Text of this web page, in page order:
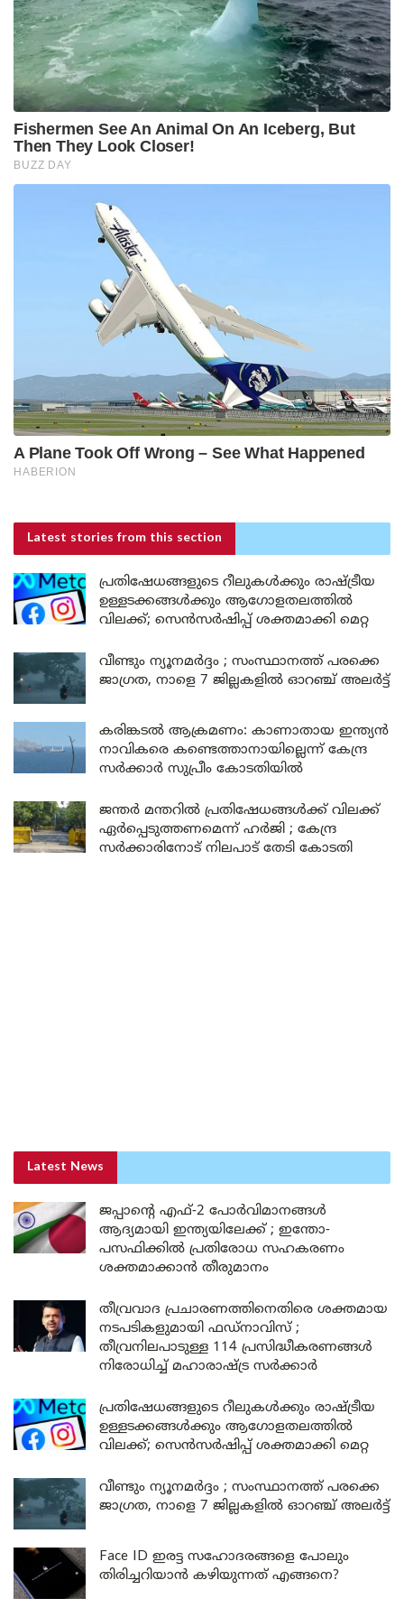
Latest stories from this section
പ്രതിഷേധങ്ങളുടെ റീലുകൾക്കും രാഷ്ട്രീയ
ഉള്ളടക്കങ്ങൾക്കും ആഗോളതലത്തിൽ
വിലക്ക്; സെൻസർഷിപ്പ് ശക്തമാക്കി മെറ്റ
വീണ്ടും ന്യൂനമർദ്ദം ; സംസ്ഥാനത്ത് പരക്കെ
ജാഗ്രത, നാളെ 7 ജില്ലകളിൽ ഓറഞ്ച് അലർട്ട്
കരിങ്കടൽ ആക്രമണം: കാണാതായ ഇന്ത്യൻ
നാവികരെ കണ്ടെത്താനായില്ലെന്ന് കേന്ദ്ര
സർക്കാർ സുപ്രീം കോടതിയിൽ
ജന്തർ മന്തറിൽ പ്രതിഷേധങ്ങൾക്ക് വിലക്ക്
ഏർപ്പെടുത്തണമെന്ന് ഹർജി ; കേന്ദ്ര
സർക്കാരിനോട് നിലപാട് തേടി കോടതി
Latest News
ജപ്പാന്റെ എഫ്-2 പോർവിമാനങ്ങൾ
ആദ്യമായി ഇന്ത്യയിലേക്ക് ; ഇന്തോ-
പസഫിക്കിൽ പ്രതിരോധ സഹകരണം
ശക്തമാക്കാൻ തീരുമാനം
തീവ്രവാദ പ്രചാരണത്തിനെതിരെ ശക്തമായ
നടപടികളുമായി ഫഡ്നാവിസ് ;
തീവ്രനിലപാടുള്ള 114 പ്രസിദ്ധീകരണങ്ങൾ
നിരോധിച്ച് മഹാരാഷ്ട്ര സർക്കാർ
പ്രതിഷേധങ്ങളുടെ റീലുകൾക്കും രാഷ്ട്രീയ
ഉള്ളടക്കങ്ങൾക്കും ആഗോളതലത്തിൽ
വിലക്ക്; സെൻസർഷിപ്പ് ശക്തമാക്കി മെറ്റ
വീണ്ടും ന്യൂനമർദ്ദം ; സംസ്ഥാനത്ത് പരക്കെ
ജാഗ്രത, നാളെ 7 ജില്ലകളിൽ ഓറഞ്ച് അലർട്ട്
Face ID ഇരട്ട സഹോദരങ്ങളെ പോലും
തിരിച്ചറിയാൻ കഴിയുന്നത് എങ്ങനെ?